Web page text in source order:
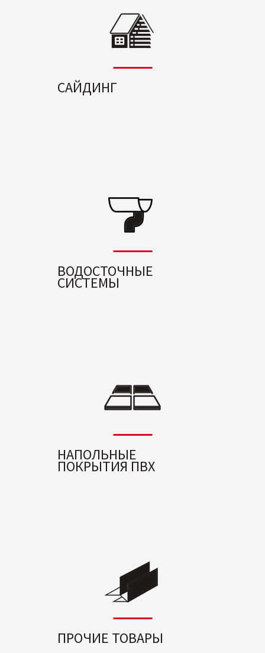
САЙДИНГ
ВОДОСТОЧНЫЕ
СИСТЕМЫ
НАПОЛЬНЫЕ
ПОКРЫТИЯ ПВХ
ПРОЧИЕ ТОВАРЫ